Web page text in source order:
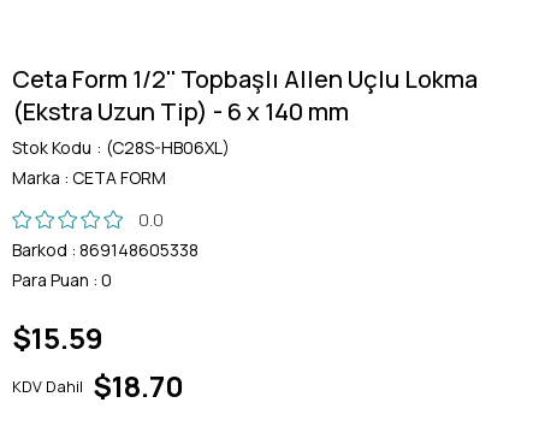
Ceta Form 1/2'' Topbaşlı Allen Uçlu Lokma
(Ekstra Uzun Tip) - 6 x 140 mm
Stok Kodu
(C28S-HB06XL)
Marka : CETA FORM
0.0
Barkod : 869148605338
Para Puan : 0
$15.59
KDV Dahil $18.70